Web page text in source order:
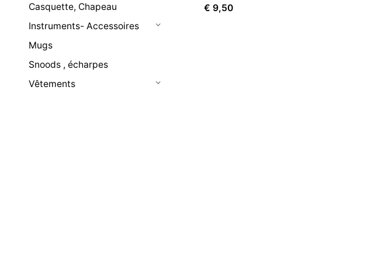
Casquette, Chapeau
Instruments- Accessoires
Mugs
Snoods , écharpes
Vêtements
€ 9,50